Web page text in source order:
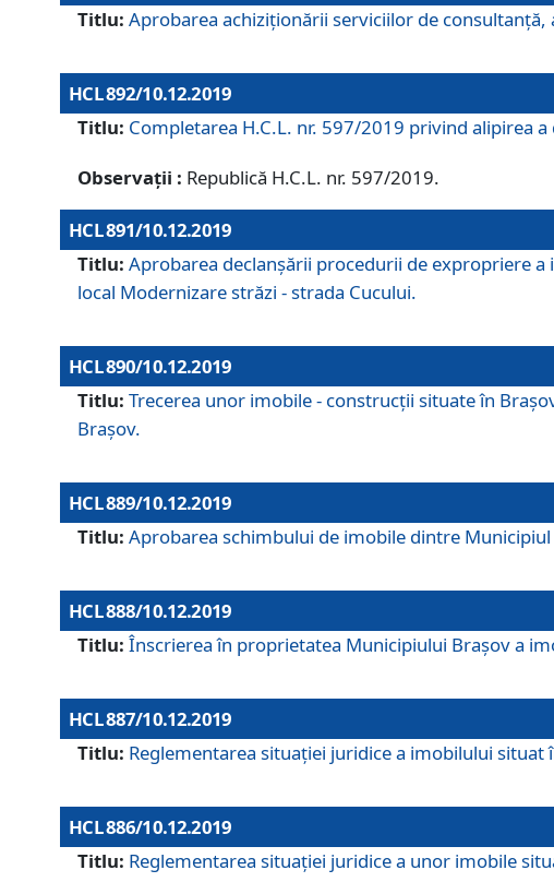
Titlu: Aprobarea achiziţionării serviciilor de
HCL 892/10.12.2019
Titlu: Completarea H.C.L. nr. 597/2019 privind alipirea
Observații : Republică H.C.L. nr. 597/2019.
HCL 891/10.12.2019
Titlu: Aprobarea declanșării procedurii de expropriere
local Modernizare străzi - strada Cucului.
HCL 890/10.12.2019
Titlu: Trecerea unor imobile - construcții situate în
Brașov.
HCL 889/10.12.2019
Titlu: Aprobarea schimbului de imobile dintre
HCL 888/10.12.2019
Titlu: Înscrierea în proprietatea Municipiului Braşov a
HCL 887/10.12.2019
Titlu: Reglementarea situației juridice a imobilului situat
HCL 886/10.12.2019
Titlu: Reglementarea situaţiei juridice a unor imobile